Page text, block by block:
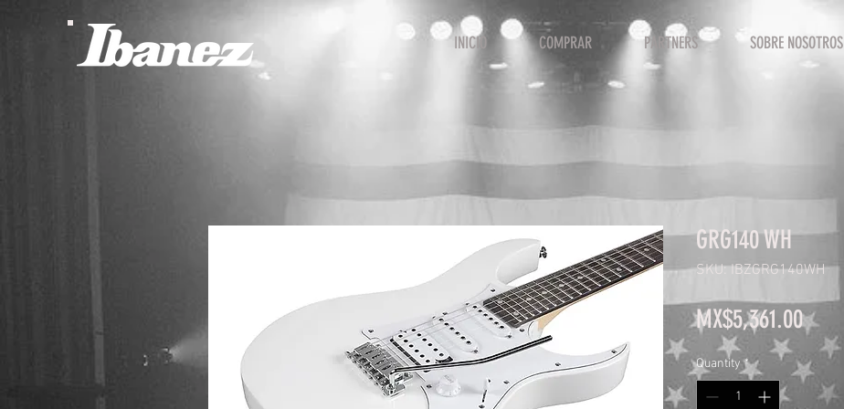
INICIO COMPRAR PARTNERS SOBRE NOSOTROS
GRG140 WH
SKU: IBZGRG140WH
MX$5,361.00Price
Quantity *